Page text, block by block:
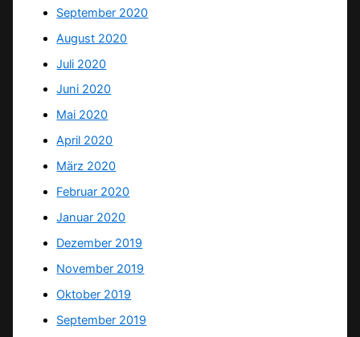
September 2020
August 2020
Juli 2020
Juni 2020
Mai 2020
April 2020
März 2020
Februar 2020
Januar 2020
Dezember 2019
November 2019
Oktober 2019
September 2019